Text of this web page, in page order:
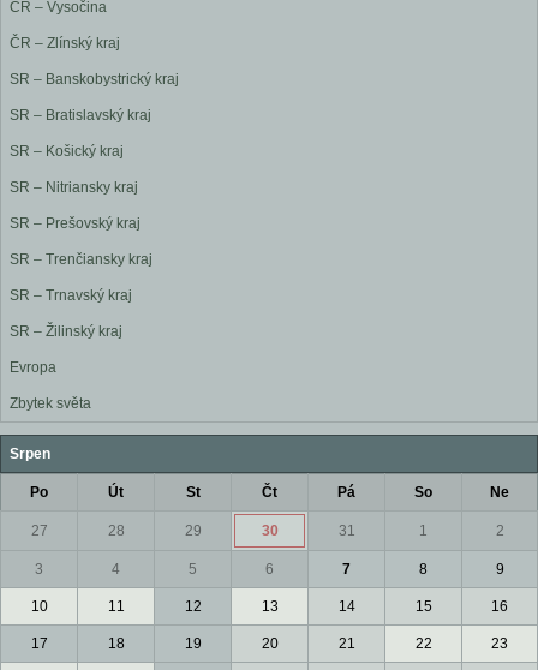
ČR – Vysočina
ČR – Zlínský kraj
SR – Banskobystrický kraj
SR – Bratislavský kraj
SR – Košický kraj
SR – Nitriansky kraj
SR – Prešovský kraj
SR – Trenčiansky kraj
SR – Trnavský kraj
SR – Žilinský kraj
Evropa
Zbytek světa
Srpen
Po Út St Čt Pá So Ne
27 28 29 30 31 1 2
3 4 5 6 7 8 9
10 11 12 13 14 15 16
17 18 19 20 21 22 23